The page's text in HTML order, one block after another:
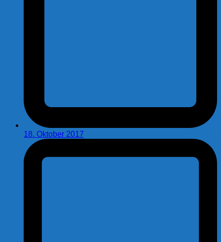
18. Oktober 2017